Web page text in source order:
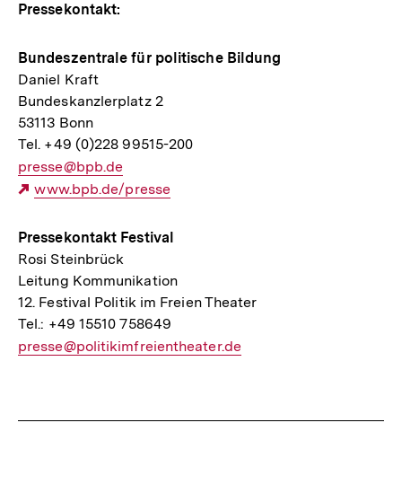
Pressekontakt:
Bundeszentrale für politische Bildung
Daniel Kraft
Bundeskanzlerplatz 2
53113 Bonn
Tel. +49 (0)228 99515-200
E-
Mail
presse@bpb.de
Externer
www.bpb.de/presse
Pressekontakt Festival
Rosi Steinbrück
Leitung Kommunikation
12. Festival Politik im Freien Theater
Tel.: +49 15510 758649
E-
presse@politikimfreientheater.de